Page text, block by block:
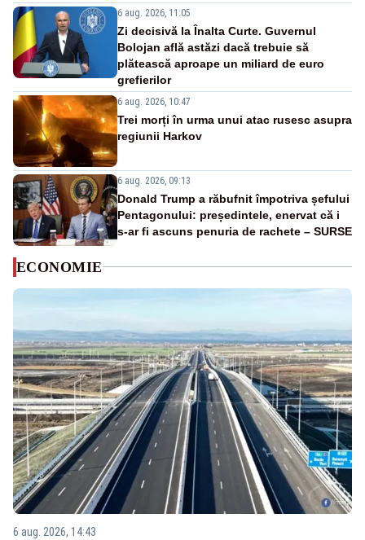
6 aug. 2026, 11:05
Zi decisivă la Înalta Curte. Guvernul
Bolojan află astăzi dacă trebuie să
plătească aproape un miliard de euro
grefierilor
6 aug. 2026, 10:47
Trei morți în urma unui atac rusesc asupra
regiunii Harkov
6 aug. 2026, 09:13
Donald Trump a răbufnit împotriva șefului
Pentagonului: președintele, enervat că i
s-ar fi ascuns penuria de rachete – SURSE
ECONOMIE
6 aug. 2026, 14:43